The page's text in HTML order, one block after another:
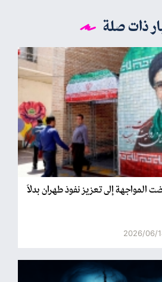
ذات صلة
المواجهة إلى تعزيز نفوذ طهران بدلاً